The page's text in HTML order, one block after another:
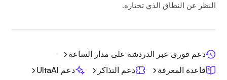
النظر عن النطاق الذي تختاره.
دعم فوري عبر الدردشة على مدار الساعة
قاعدة المعرفة
دعم التذاكر دعم UltaAI